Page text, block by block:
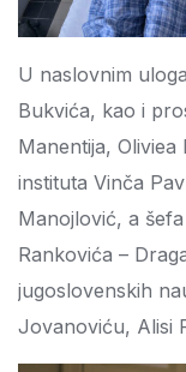
U naslovnim
Bukvića, kao i
Manentija,
instituta Vinča
Manojlović, a
Rankovića –
jugoslovenskih
Jovanoviću, Alisi